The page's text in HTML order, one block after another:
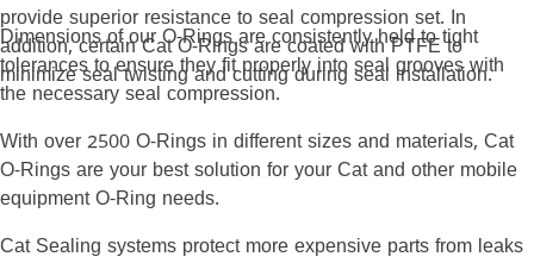
provide superior resistance to seal compression set. In
addition, certain Cat O-Rings are coated with PTFE to
minimize seal twisting and cutting during seal installation.
Dimensions of our O-Rings are consistently held to tight
tolerances to ensure they fit properly into seal grooves with
the necessary seal compression.
With over 2500 O-Rings in different sizes and materials, Cat
O-Rings are your best solution for your Cat and other mobile
equipment O-Ring needs.
Cat Sealing systems protect more expensive parts from leaks